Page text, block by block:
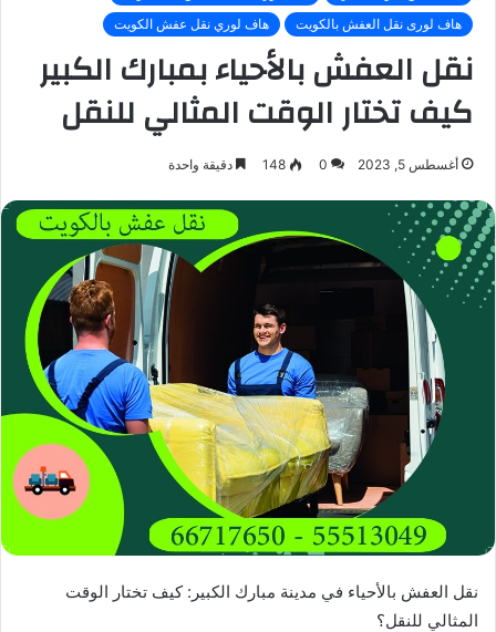
هاف لورى نقل العفش بالكويت
هاف لوري نقل عفش الكويت
نقل العفش بالأحياء بمبارك الكبير
كيف تختار الوقت المثالي للنقل
أغسطس 5, 2023 0
148 دقيقة واحدة
نقل العفش بالأحياء في مدينة مبارك الكبير: كيف تختار الوقت
المثالي للنقل؟